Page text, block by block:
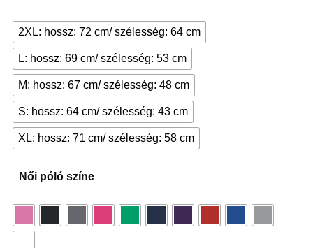
2XL: hossz: 72 cm/ szélesség: 64 cm
L: hossz: 69 cm/ szélesség: 53 cm
M: hossz: 67 cm/ szélesség: 48 cm
S: hossz: 64 cm/ szélesség: 43 cm
XL: hossz: 71 cm/ szélesség: 58 cm
Női póló színe